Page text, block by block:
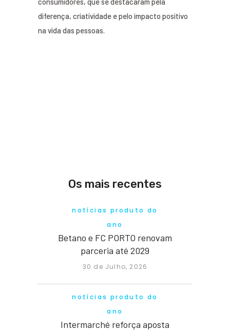
diferença, criatividade e pelo impacto positivo
na vida das pessoas.
Os mais recentes
notícias produto do
ano
Betano e FC PORTO renovam
parceria até 2029
30 de Julho, 2026
notícias produto do
ano
Intermarché reforça aposta